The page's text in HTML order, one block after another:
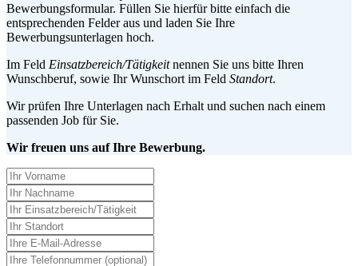
Bewerbungsformular. Füllen Sie hierfür bitte einfach die
entsprechenden Felder aus und laden Sie Ihre
Bewerbungsunterlagen hoch.
Im Feld Einsatzbereich/Tätigkeitnennen Sie uns bitte Ihren
Wunschberuf, sowie Ihr Wunschort im Feld Standort.
Wir prüfen Ihre Unterlagen nach Erhalt und suchen nach einem
passenden Job für Sie.
Wir freuen uns auf Ihre Bewerbung.